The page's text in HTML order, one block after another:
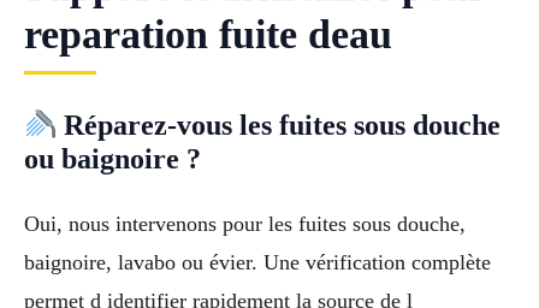
reparation fuite deau
Réparez-vous les fuites sous douche
ou baignoire ?
Oui, nous intervenons pour les fuites sous douche,
baignoire, lavabo ou évier. Une vérification complète
permet d identifier rapidement la source de l